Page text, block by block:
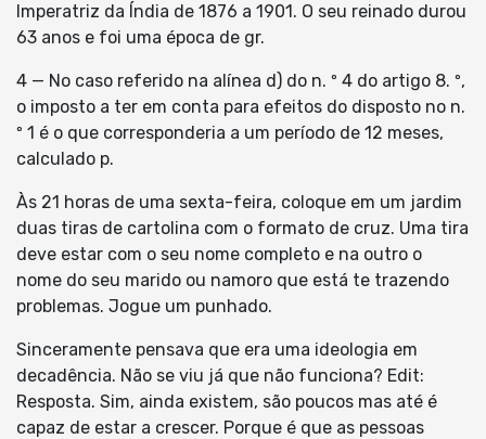
Imperatriz da Índia de 1876 a 1901. O seu reinado durou
63 anos e foi uma época de gr.
4 — No caso referido na alínea d) do n. º 4 do artigo 8. º,
o imposto a ter em conta para efeitos do disposto no n.
º 1 é o que corresponderia a um período de 12 meses,
calculado p.
Às 21 horas de uma sexta-feira, coloque em um jardim
duas tiras de cartolina com o formato de cruz. Uma tira
deve estar com o seu nome completo e na outro o
nome do seu marido ou namoro que está te trazendo
problemas. Jogue um punhado.
Sinceramente pensava que era uma ideologia em
decadência. Não se viu já que não funciona? Edit:
Resposta. Sim, ainda existem, são poucos mas até é
capaz de estar a crescer. Porque é que as pessoas